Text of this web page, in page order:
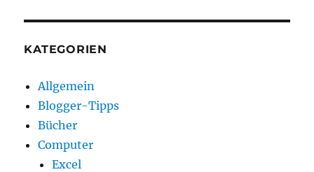
KATEGORIEN
Allgemein
Blogger-Tipps
Bücher
Computer
Excel